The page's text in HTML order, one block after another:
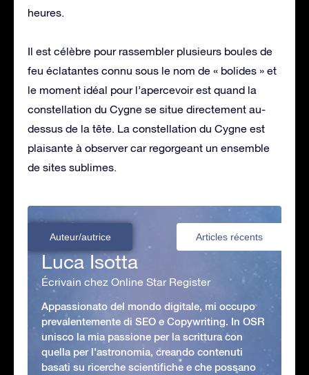
heures.
Il est célèbre pour rassembler plusieurs boules de
feu éclatantes connu sous le nom de « bolides » et
le moment idéal pour l’apercevoir est quand la
constellation du Cygne se situe directement au-
dessus de la tête. La constellation du Cygne est
plaisante à observer car regorgeant un ensemble
de sites sublimes.
Auteur/autrice Articles récents
Luca Isotta
Écrivain chez Online Star Register
Appassionato del mondo digitale, mi occupo
prevalentemente di SEO e Copywriting. In OSR
unisco la mia passione per la scrittura con
quella per l'astronomia, creando contenuti
basati su ricerche scientifiche e che possano